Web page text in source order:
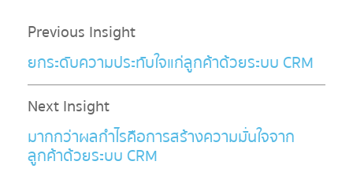
Previous Insight
ยกระดับความประทับใจแก่ลูกค้าด้วยระบบ CRM
Next Insight
มากกว่าผลกำไรคือการสร้างความมั่นใจจาก
ลูกค้าด้วยระบบ CRM